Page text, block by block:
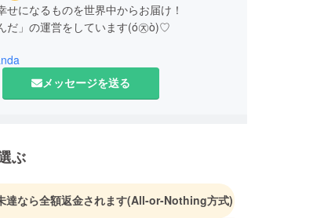
せになるものを世界中からお届け！
だ」の運営をしています(ó㉨ò)♡
メッセージを送る
ぶ
達なら全額返金されます(All-or-Nothing方式)